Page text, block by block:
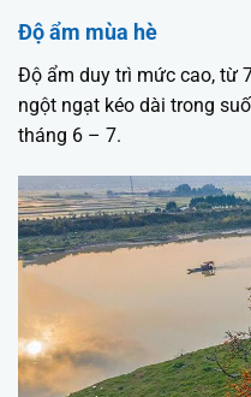
Độ ẩm mùa hè
Độ ẩm duy trì mức cao, từ
ngột ngạt kéo dài trong
tháng 6 – 7.